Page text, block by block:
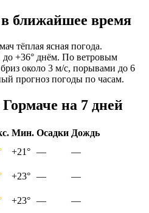
ближайшее время
тёплая ясная погода.
до +36° днём. По ветровым
около 3 м/с, порывами до 6
прогноз погоды по часам.
на 7 дней
Мин. Осадки Дождь
+21° —
—
+23° —
—
+23° —
—